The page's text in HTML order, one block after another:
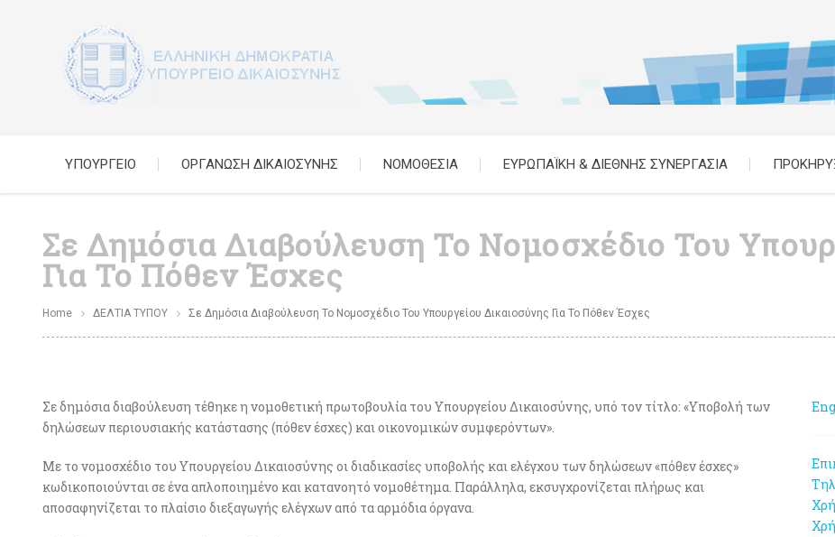
ΥΠΟΥΡΓΕΙΟ ΟΡΓΑΝΩΣΗ ΔΙΚΑΙΟΣΥΝΗΣ ΝΟΜΟΘΕΣΙΑ ΕΥΡΩΠΑΪΚΗ & ΔΙΕΘΝΗΣ ΣΥΝΕΡΓΑΣΙΑ
Σε Δημόσια Διαβούλευση Το Νομοσχέδιο Του
Για Το Πόθεν Έσχες
Home ΔΕΛΤΙΑ ΤΥΠΟΥ Σε Δημόσια Διαβούλευση Το Νομοσχέδιο Του Υπουργείου Δικαιοσύνης Για Το Πόθεν Έσχες
Σε δημόσια διαβούλευση τέθηκε η νομοθετική πρωτοβουλία του Υπουργείου Δικαιοσύνης, υπό τον τίτλο: «Υποβολή των
δηλώσεων περιουσιακής κατάστασης (πόθεν έσχες) και οικονομικών συμφερόντων».
Με το νομοσχέδιο του Υπουργείου Δικαιοσύνης οι διαδικασίες υποβολής και ελέγχου των δηλώσεων «πόθεν έσχες»
κωδικοποιούνται σε ένα απλοποιημένο και κατανοητό νομοθέτημα. Παράλληλα, εκσυγχρονίζεται πλήρως και
αποσαφηνίζεται το πλαίσιο διεξαγωγής ελέγχων από τα αρμόδια όργανα.